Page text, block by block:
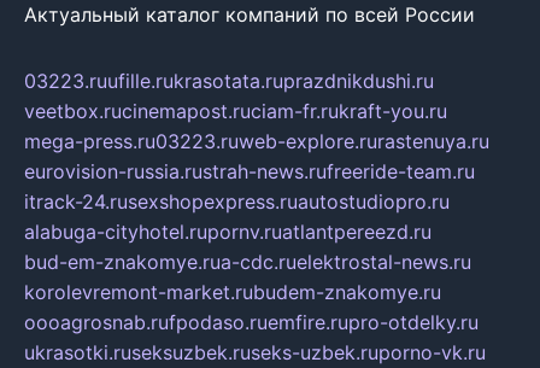
Актуальный каталог компаний по всей России
03223.ruufille.rukrasotata.ruprazdnikdushi.ru
veetbox.rucinemapost.ruciam-fr.rukraft-you.ru
mega-press.ru03223.ruweb-explore.rurastenuya.ru
eurovision-russia.rustrah-news.rufreeride-team.ru
itrack-24.rusexshopexpress.ruautostudiopro.ru
alabuga-cityhotel.rupornv.ruatlantpereezd.ru
bud-em-znakomye.rua-cdc.ruelektrostal-news.ru
korolevremont-market.rubudem-znakomye.ru
oooagrosnab.rufpodaso.ruemfire.rupro-otdelky.ru
ukrasotki.ruseksuzbek.ruseks-uzbek.ruporno-vk.ru